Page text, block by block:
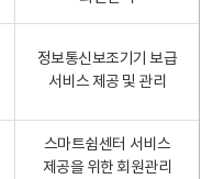
정보통신보조기기 보급
서비스 제공 및 관리
스마트쉼센터 서비스
제공을 위한 회원관리